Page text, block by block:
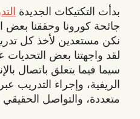
بدأت التكتيكات الجديدة
جائحة كورونا وحققنا بعض
نكن مستعدين لأخذ كل
لقد واجهتنا بعض
سيما فيما يتعلق باتصال
الريفية، وإجراء التدريب
متعددة، والتواصل